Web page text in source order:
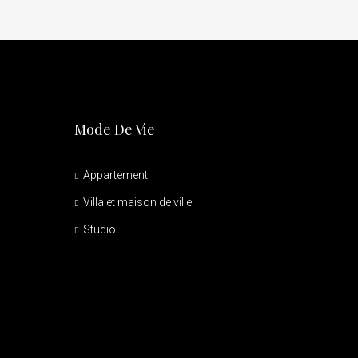
Mode De Vie
Appartement
Villa et maison de ville
Studio